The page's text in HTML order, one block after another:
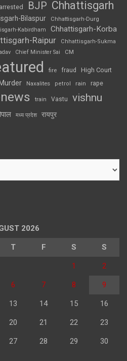
arrested BJP Chhattisgarh
Bilaspur Chhattisgarh-Durg
Kabirdham Chhattisgarh-Korba
Raipur
Chhattisgarh-Sukma
Chief Minister Sai CM
fire fraud High Court
Naxalites petrol rain rape
train Vastu vishnu
मध्य प्रदेश रायपुर
2026
T F S S
1 2
6 7 8 9
13 14 15 16
20 21 22 23
27 28 29 30